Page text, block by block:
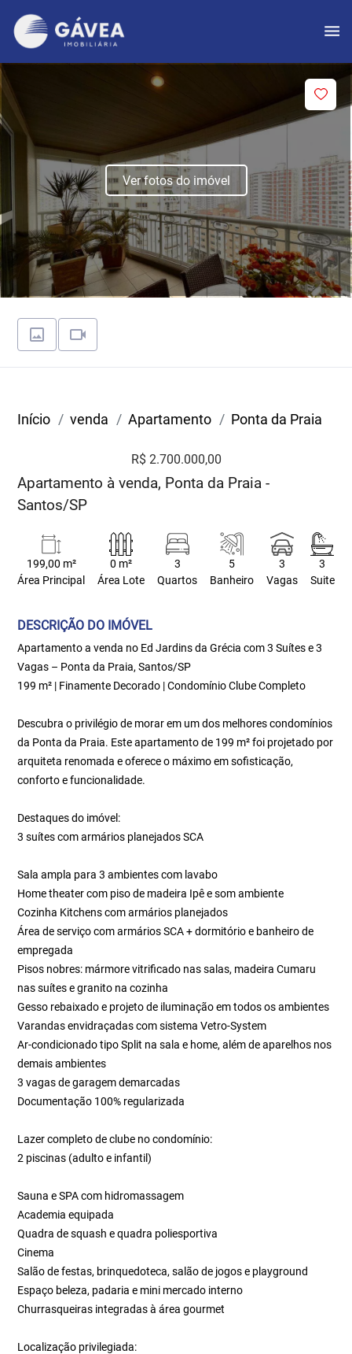
Ver fotos do imóvel
Início venda Apartamento Ponta da Praia
R$ 2.700.000,00
Apartamento à venda, Ponta da Praia -
Santos/SP
199,00 m²
Área Principal
0 m²
Área Lote
3
Quartos
5
Banheiro
3
Vagas
3
Suite
DESCRIÇÃO DO IMÓVEL
Apartamento a venda no Ed Jardins da Grécia com 3 Suítes e 3
Vagas – Ponta da Praia, Santos/SP
199 m² | Finamente Decorado | Condomínio Clube Completo
Descubra o privilégio de morar em um dos melhores condomínios
da Ponta da Praia. Este apartamento de 199 m² foi projetado por
arquiteta renomada e oferece o máximo em sofisticação,
conforto e funcionalidade.
Destaques do imóvel:
3 suítes com armários planejados SCA
Sala ampla para 3 ambientes com lavabo
Home theater com piso de madeira Ipê e som ambiente
Cozinha Kitchens com armários planejados
Área de serviço com armários SCA + dormitório e banheiro de
empregada
Pisos nobres: mármore vitrificado nas salas, madeira Cumaru
nas suítes e granito na cozinha
Gesso rebaixado e projeto de iluminação em todos os ambientes
Varandas envidraçadas com sistema Vetro-System
Ar-condicionado tipo Split na sala e home, além de aparelhos nos
demais ambientes
3 vagas de garagem demarcadas
Documentação 100% regularizada
Lazer completo de clube no condomínio:
2 piscinas (adulto e infantil)
Sauna e SPA com hidromassagem
Academia equipada
Quadra de squash e quadra poliesportiva
Cinema
Salão de festas, brinquedoteca, salão de jogos e playground
Espaço beleza, padaria e mini mercado interno
Churrasqueiras integradas à área gourmet
Localização privilegiada: